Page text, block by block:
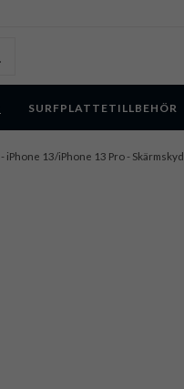
SURFPLATTETILLBEHÖR
- iPhone 13/iPhone 13 Pro -